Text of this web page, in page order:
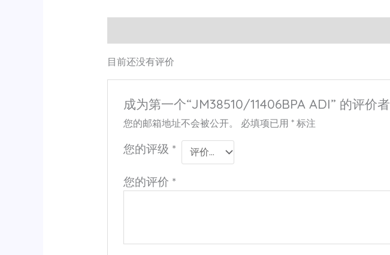
目前还没有评价
成为第一个“JM38510/11406BPA ADI” 的评价者
您的邮箱地址不会被公开。 必填项已用* 标注
您的评级 *
您的评价 *